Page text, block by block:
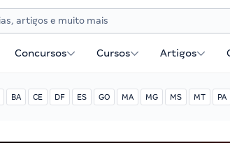
Concursos Cursos Artigos
BA CE DF ES GO MA MG MS MT PA